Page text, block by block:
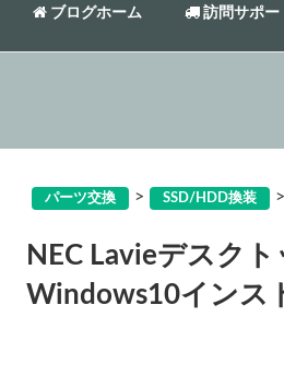
ブログホーム 訪問サポー
パーツ交換 > SSD/HDD換装 >
NEC Lavieデスク
Windows10インス